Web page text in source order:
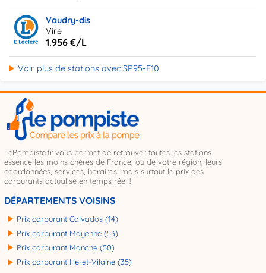
Vaudry-dis
Vire
1.956 €/L
Voir plus de stations avec SP95-E10
LePompiste.fr vous permet de retrouver toutes les stations
essence les moins chères de France, ou de votre région, leurs
coordonnées, services, horaires, mais surtout le prix des
carburants actualisé en temps réel !
DÉPARTEMENTS VOISINS
Prix carburant Calvados (14)
Prix carburant Mayenne (53)
Prix carburant Manche (50)
Prix carburant Ille-et-Vilaine (35)